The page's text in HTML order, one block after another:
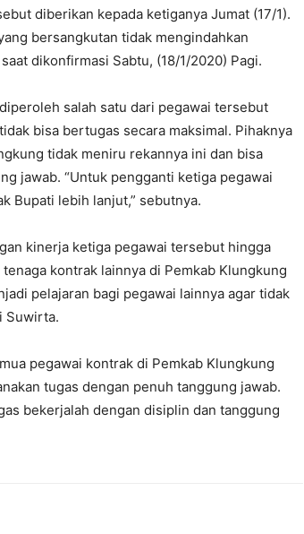
diberikan kepada ketiganya Jumat (17/1).
bersangkutan tidak mengindahkan
dikonfirmasi Sabtu, (18/1/2020) Pagi.
salah satu dari pegawai tersebut
bisa bertugas secara maksimal. Pihaknya
tidak meniru rekannya ini dan bisa
jawab. “Untuk pengganti ketiga pegawai
Bupati lebih lanjut,” sebutnya.
kinerja ketiga pegawai tersebut hingga
kontrak lainnya di Pemkab Klungkung
pelajaran bagi pegawai lainnya agar tidak
Suwirta.
pegawai kontrak di Pemkab Klungkung
tugas dengan penuh tanggung jawab.
bekerjalah dengan disiplin dan tanggung